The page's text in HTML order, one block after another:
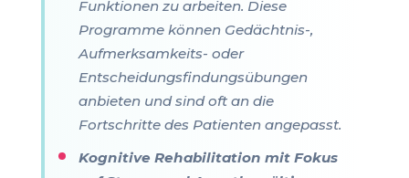
Funktionen zu arbeiten. Diese
Programme können Gedächtnis-,
Aufmerksamkeits- oder
Entscheidungsfindungsübungen
anbieten und sind oft an die
Fortschritte des Patienten angepasst.
Kognitive Rehabilitation mit Fokus